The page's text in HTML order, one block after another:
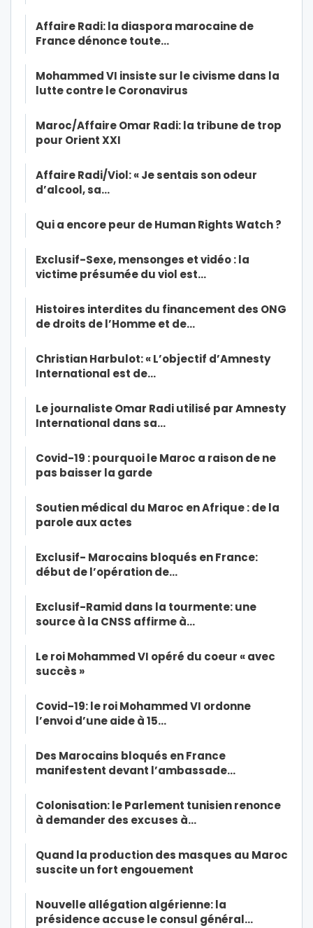
Affaire Radi: la diaspora marocaine de
France dénonce toute…
Mohammed VI insiste sur le civisme dans la
lutte contre le Coronavirus
Maroc/Affaire Omar Radi: la tribune de trop
pour Orient XXI
Affaire Radi/Viol: « Je sentais son odeur
d’alcool, sa…
Qui a encore peur de Human Rights Watch ?
Exclusif-Sexe, mensonges et vidéo : la
victime présumée du viol est…
Histoires interdites du financement des ONG
de droits de l’Homme et de…
Christian Harbulot: « L’objectif d’Amnesty
International est de…
Le journaliste Omar Radi utilisé par Amnesty
International dans sa…
Covid-19 : pourquoi le Maroc a raison de ne
pas baisser la garde
Soutien médical du Maroc en Afrique : de la
parole aux actes
Exclusif- Marocains bloqués en France:
début de l’opération de…
Exclusif-Ramid dans la tourmente: une
source à la CNSS affirme à…
Le roi Mohammed VI opéré du coeur « avec
succès »
Covid-19: le roi Mohammed VI ordonne
l’envoi d’une aide à 15…
Des Marocains bloqués en France
manifestent devant l’ambassade…
Colonisation: le Parlement tunisien renonce
à demander des excuses à…
Quand la production des masques au Maroc
suscite un fort engouement
Nouvelle allégation algérienne: la
présidence accuse le consul général…